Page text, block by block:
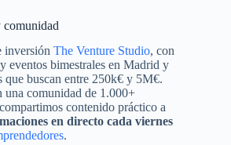
comunidad
inversión The Venture Studio, con
eventos bimestrales en Madrid y
que buscan entre 250k€ y 5M€.
una comunidad de 1.000+
contenido práctico a
en directo cada viernes
.